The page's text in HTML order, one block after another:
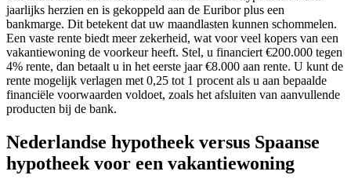
jaarlijks herzien en is gekoppeld aan de Euribor plus een
bankmarge. Dit betekent dat uw maandlasten kunnen schommelen.
Een vaste rente biedt meer zekerheid, wat voor veel kopers van een
vakantiewoning de voorkeur heeft. Stel, u financiert €200.000 tegen
4% rente, dan betaalt u in het eerste jaar €8.000 aan rente. U kunt de
rente mogelijk verlagen met 0,25 tot 1 procent als u aan bepaalde
financiële voorwaarden voldoet, zoals het afsluiten van aanvullende
producten bij de bank.
Nederlandse hypotheek versus Spaanse
hypotheek voor een vakantiewoning